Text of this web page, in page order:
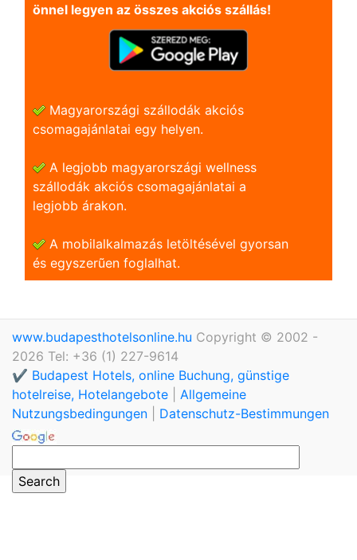
önnel legyen az összes akciós szállás!
Magyarországi szállodák akciós
csomagajánlatai egy helyen.
A legjobb magyarországi wellness
szállodák akciós csomagajánlatai a
legjobb árakon.
A mobilalkalmazás letöltésével gyorsan
és egyszerũen foglalhat.
www.budapesthotelsonline.hu Copyright © 2002 -
2026 Tel: +36 (1) 227-9614
✔️ Budapest Hotels, online Buchung, günstige
hotelreise, Hotelangebote
Allgemeine
Nutzungsbedingungen
Datenschutz-Bestimmungen